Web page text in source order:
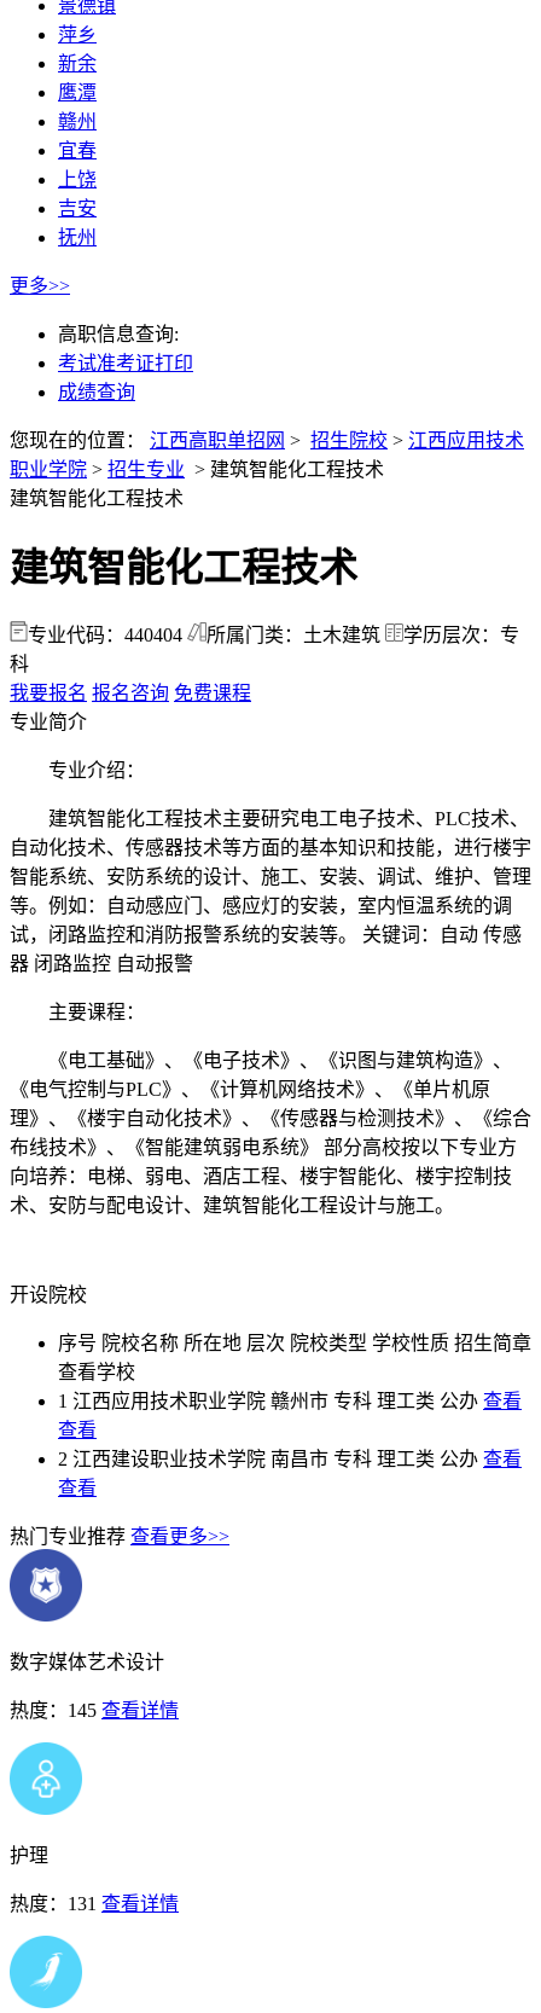
景德镇
萍乡
新余
鹰潭
赣州
宜春
上饶
吉安
抚州
更多>>
高职信息查询:
考试准考证打印
成绩查询
您现在的位置： 江西高职单招网 > 招生院校 > 江西应用技术
职业学院 > 招生专业 > 建筑智能化工程技术
建筑智能化工程技术
建筑智能化工程技术
专业代码：440404 所属门类：土木建筑
学历层次：专
科
我要报名 报名咨询 免费课程
专业简介
专业介绍：
建筑智能化工程技术主要研究电工电子技术、PLC技术、
自动化技术、传感器技术等方面的基本知识和技能，进行楼宇
智能系统、安防系统的设计、施工、安装、调试、维护、管理
等。例如：自动感应门、感应灯的安装，室内恒温系统的调
试，闭路监控和消防报警系统的安装等。 关键词：自动 传感
器 闭路监控 自动报警
主要课程：
《电工基础》、《电子技术》、《识图与建筑构造》、
《电气控制与PLC》、《计算机网络技术》、《单片机原
理》、《楼宇自动化技术》、《传感器与检测技术》、《综合
布线技术》、《智能建筑弱电系统》 部分高校按以下专业方
向培养：电梯、弱电、酒店工程、楼宇智能化、楼宇控制技
术、安防与配电设计、建筑智能化工程设计与施工。
开设院校
序号 院校名称 所在地 层次 院校类型 学校性质 招生简章
查看学校
1 江西应用技术职业学院 赣州市 专科 理工类 公办 查看
查看
2 江西建设职业技术学院 南昌市 专科 理工类 公办 查看
查看
热门专业推荐 查看更多>>
数字媒体艺术设计
热度：145 查看详情
护理
热度：131 查看详情